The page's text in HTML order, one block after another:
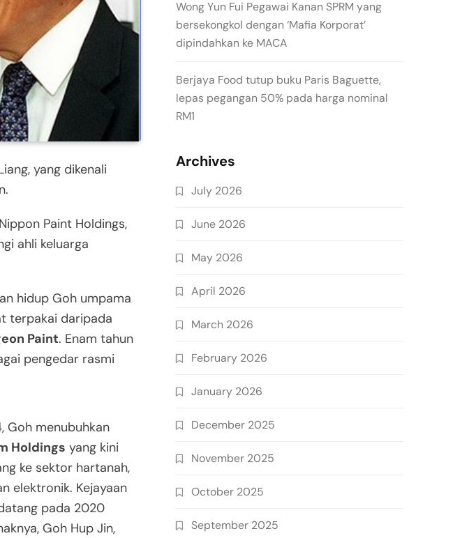
yang dikenali
Paint Holdings,
ahli keluarga
hidup Goh umpama
terpakai daripada
Paint. Enam tahun
pengedar rasmi
Goh menubuhkan
Holdings yang kini
ke sektor hartanah,
elektronik. Kejayaan
pada 2020
Goh Hup Jin,
Wong Yun Fui Pegawai Kanan SPRM yang
bersekongkol dengan ‘Mafia Korporat’
dipindahkan ke MACA
Berjaya Food tutup buku Paris Baguette,
lepas pegangan 50% pada harga nominal
RM1
Archives
July 2026
June 2026
May 2026
April 2026
March 2026
February 2026
January 2026
December 2025
November 2025
October 2025
September 2025